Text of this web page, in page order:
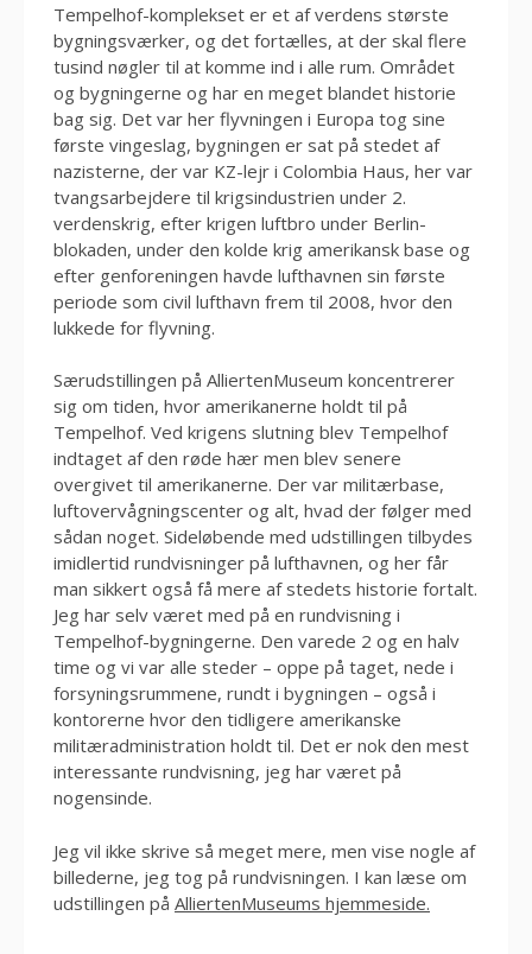
Tempelhof-komplekset er et af verdens største
bygningsværker, og det fortælles, at der skal flere
tusind nøgler til at komme ind i alle rum. Området
og bygningerne og har en meget blandet historie
bag sig. Det var her flyvningen i Europa tog sine
første vingeslag, bygningen er sat på stedet af
nazisterne, der var KZ-lejr i Colombia Haus, her var
tvangsarbejdere til krigsindustrien under 2.
verdenskrig, efter krigen luftbro under Berlin-
blokaden, under den kolde krig amerikansk base og
efter genforeningen havde lufthavnen sin første
periode som civil lufthavn frem til 2008, hvor den
lukkede for flyvning.
Særudstillingen på AlliertenMuseum koncentrerer
sig om tiden, hvor amerikanerne holdt til på
Tempelhof. Ved krigens slutning blev Tempelhof
indtaget af den røde hær men blev senere
overgivet til amerikanerne. Der var militærbase,
luftovervågningscenter og alt, hvad der følger med
sådan noget. Sideløbende med udstillingen tilbydes
imidlertid rundvisninger på lufthavnen, og her får
man sikkert også få mere af stedets historie fortalt.
Jeg har selv været med på en rundvisning i
Tempelhof-bygningerne. Den varede 2 og en halv
time og vi var alle steder – oppe på taget, nede i
forsyningsrummene, rundt i bygningen – også i
kontorerne hvor den tidligere amerikanske
militæradministration holdt til. Det er nok den mest
interessante rundvisning, jeg har været på
nogensinde.
Jeg vil ikke skrive så meget mere, men vise nogle af
billederne, jeg tog på rundvisningen. I kan læse om
udstillingen på AlliertenMuseums hjemmeside.